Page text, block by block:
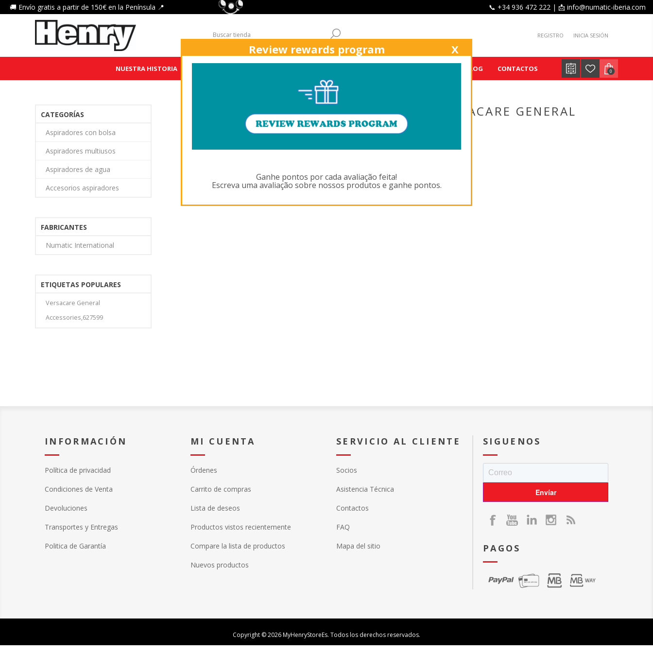
🚚 Envío gratis a partir de 150€ en la Península 📍 📞 +34 936 472 222 | 📩 info@numatic-iberia.com
REGISTRO INICIA SESIÓN
NUESTRA HISTORIA BLOG CONTACTOS 0
PRODUCTOS ETIQUETADOS CON ' VERSACARE GENERAL
ACCESSORIES,627598 '
CATEGORÍAS
Aspiradores con bolsa
Aspiradores multiusos
Aspiradores de agua
Accesorios aspiradores
FABRICANTES
Numatic International
ETIQUETAS POPULARES
Versacare General
Accessories,627599
INFORMACIÓN
Política de privacidad
Condiciones de Venta
Devoluciones
Transportes y Entregas
Politica de Garantía
MI CUENTA
Órdenes
Carrito de compras
Lista de deseos
Productos vistos recientemente
Compare la lista de productos
Nuevos productos
SERVICIO AL CLIENTE
Socios
Asistencia Técnica
Contactos
FAQ
Mapa del sitio
SIGUENOS
PAGOS
Copyright © 2026 MyHenryStoreEs. Todos los derechos reservados.
Review rewards program X
Ganhe pontos por cada avaliação feita!
Escreva uma avaliação sobre nossos produtos e ganhe pontos.